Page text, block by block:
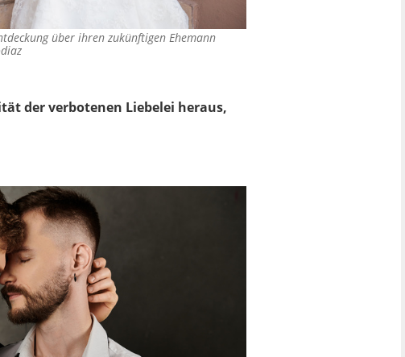
über ihren zukünftigen Ehemann
der verbotenen Liebelei heraus,